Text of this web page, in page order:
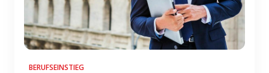
BERUFSEINSTIEG